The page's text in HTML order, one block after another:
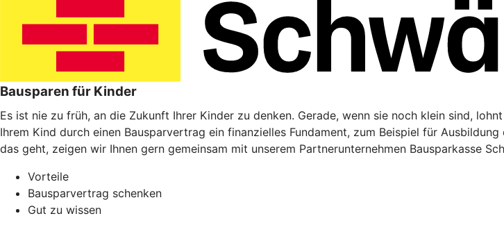
Bausparen für Kinder
Es ist nie zu früh, an die Zukunft Ihrer Kinder zu denken. Gerade, wenn sie noch klein sind,
Ihrem Kind durch einen Bausparvertrag ein finanzielles Fundament, zum Beispiel für
das geht, zeigen wir Ihnen gern gemeinsam mit unserem Partnerunternehmen Bausparkasse
Vorteile
Bausparvertrag schenken
Gut zu wissen